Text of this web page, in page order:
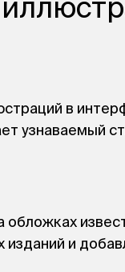
в
узнаваемый
обложках
изданий и